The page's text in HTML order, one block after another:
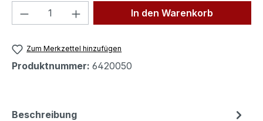
Produkt Anzahl: Gib denIn den Warenkorb
Zum Merkzettel hinzufügen
Produktnummer: 6420050
Beschreibung